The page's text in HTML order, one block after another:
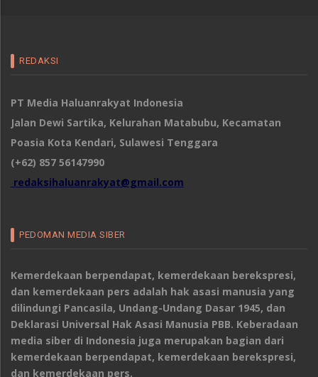
REDAKSI
PT Media Haluanrakyat Indonesia
Jalan Dewi Sartika, Kelurahan Matabubu, Kecamatan
Poasia Kota Kendari, Sulawesi Tenggara
(+62) 857 56147990
redaksihaluanrakyat@gmail.com
PEDOMAN MEDIA SIBER
Kemerdekaan berpendapat, kemerdekaan berekspresi,
dan kemerdekaan pers adalah hak asasi manusia yang
dilindungi Pancasila, Undang-Undang Dasar 1945, dan
Deklarasi Universal Hak Asasi Manusia PBB. Keberadaan
media siber di Indonesia juga merupakan bagian dari
kemerdekaan berpendapat, kemerdekaan berekspresi,
dan kemerdekaan pers.